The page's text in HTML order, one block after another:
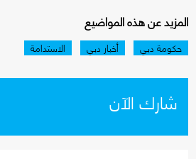
المزيد عن هذه المواضيع
حكومة دبي أخبار دبي الاستدامة
شارك الآن